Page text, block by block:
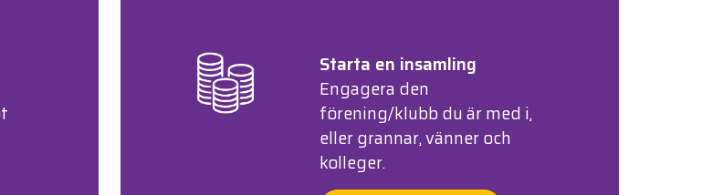
Starta en insamling
Engagera den
förening/klubb du är med i,
eller grannar, vänner och
kolleger.